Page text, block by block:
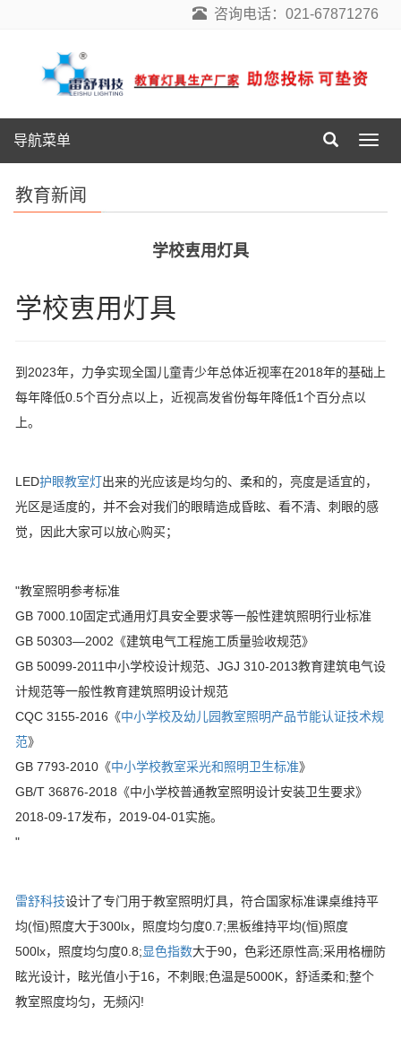
咨询电话：021-67871276
导
航
导航菜单
教育新闻
学校叀用灯具
学校叀用灯具
到2023年，力争实现全国儿童青少年总体近视率在2018年的基础上
每年降低0.5个百分点以上，近视高发省份每年降低1个百分点以
上。
LED护眼教室灯出来的光应该是均匀的、柔和的，亮度是适宜的，
光区是适度的，并不会对我们的眼睛造成昏眩、看不清、刺眼的感
觉，因此大家可以放心购买；
"教室照明参考标准
GB 7000.10固定式通用灯具安全要求等一般性建筑照明行业标准
GB 50303—2002《建筑电气工程施工质量验收规范》
GB 50099-2011中小学校设计规范、JGJ 310-2013教育建筑电气设
计规范等一般性教育建筑照明设计规范
CQC 3155-2016《中小学校及幼儿园教室照明产品节能认证技术规
范》
GB 7793-2010《中小学校教室采光和照明卫生标准》
GB/T 36876-2018《中小学校普通教室照明设计安装卫生要求》
2018-09-17发布，2019-04-01实施。
"
雷舒科技设计了专门用于教室照明灯具，符合国家标准课桌维持平
均(恒)照度大于300lx，照度均匀度0.7;黑板维持平均(恒)照度
500lx，照度均匀度0.8;显色指数大于90，色彩还原性高;采用格栅防
眩光设计，眩光值小于16，不刺眼;色温是5000K，舒适柔和;整个
教室照度均匀，无频闪!